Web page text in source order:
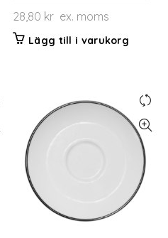
28,80 kr ex. moms
Lägg till i varukorg